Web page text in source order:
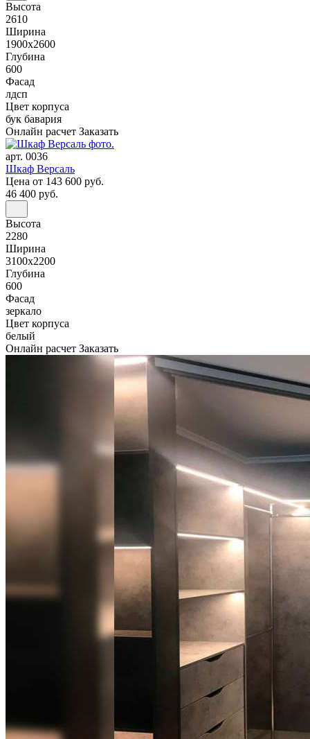
Высота
2610
Ширина
1900x2600
Глубина
600
Фасад
лдсп
Цвет корпуса
бук бавария
Онлайн расчет Заказать
арт. 0036
Шкаф Версаль
Цена от 143 600 руб.
46 400 руб.
Высота
2280
Ширина
3100x2200
Глубина
600
Фасад
зеркало
Цвет корпуса
белый
Онлайн расчет Заказать